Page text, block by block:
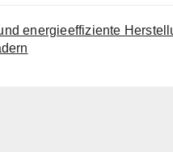
energieeffiziente